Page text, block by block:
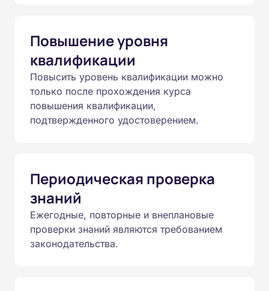
Повышение уровня
квалификации
Повысить уровень квалификации можно
только после прохождения курса
повышения квалификации,
подтвержденного удостоверением.
Периодическая проверка
знаний
Ежегодные, повторные и внеплановые
проверки знаний являются требованием
законодательства.